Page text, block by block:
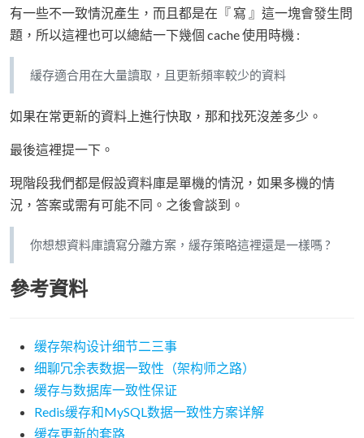
有一些不一致情況產生，而且都是在『 寫 』這一塊會發生問
題，所以這裡也可以總結一下幾個 cache 使用時機 :
緩存適合用在大量讀取，且更新頻率較少的資料
如果在常更新的資料上進行快取，那和找死沒差多少。
最後這裡提一下。
現階段我們都是假設資料庫是單機的情況，如果多機的情
況，答案或需有可能不同。之後會談到。
你想想資料庫讀寫分離方案，緩存策略這裡還是一樣嗎 ?
參考資料
缓存架构设计细节二三事
细聊冗余表数据一致性（架构师之路）
缓存与数据库一致性保证
Redis缓存和MySQL数据一致性方案详解
缓存更新的套路